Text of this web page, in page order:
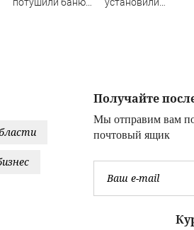
Получайте
Мы отправим вам
почтовый ящик